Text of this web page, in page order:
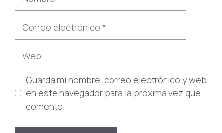
Correo
Web
Guarda mi nombre, correo electrónico y web
en este navegador para la próxima vez que
comente.